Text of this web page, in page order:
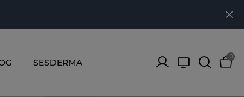
SESDERMA
0